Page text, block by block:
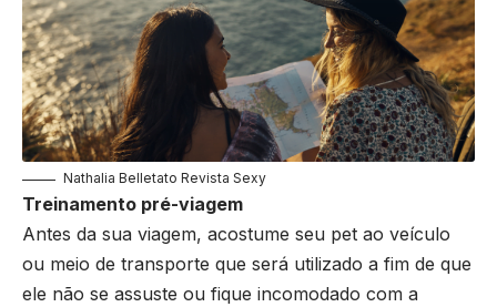
Nathalia Belletato Revista Sexy
Treinamento pré-viagem
Antes da sua viagem, acostume seu pet ao veículo
ou meio de transporte que será utilizado a fim de que
ele não se assuste ou fique incomodado com a